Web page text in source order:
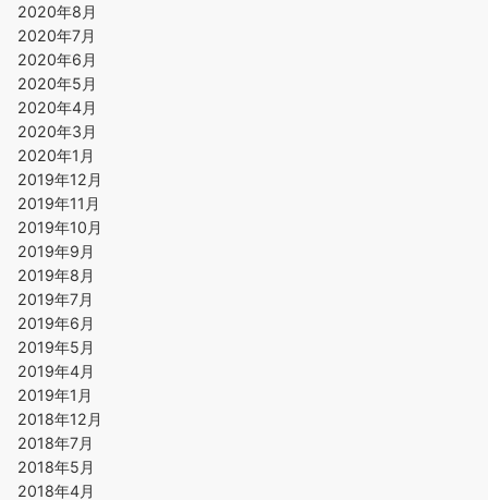
2020年8月
2020年7月
2020年6月
2020年5月
2020年4月
2020年3月
2020年1月
2019年12月
2019年11月
2019年10月
2019年9月
2019年8月
2019年7月
2019年6月
2019年5月
2019年4月
2019年1月
2018年12月
2018年7月
2018年5月
2018年4月